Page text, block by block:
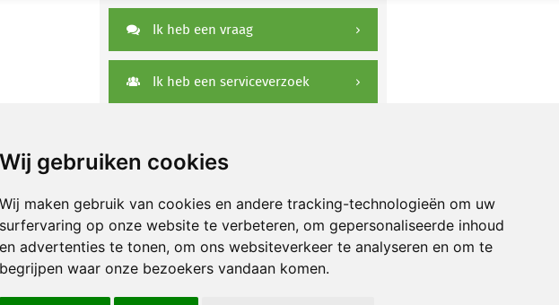
Wij gebruiken cookies
Wij maken gebruik van cookies en andere tracking-technologieën om uw
surfervaring op onze website te verbeteren, om gepersonaliseerde inhoud
en advertenties te tonen, om ons websiteverkeer te analyseren en om te
begrijpen waar onze bezoekers vandaan komen.
Ik heb een vraag
Ik heb een serviceverzoek